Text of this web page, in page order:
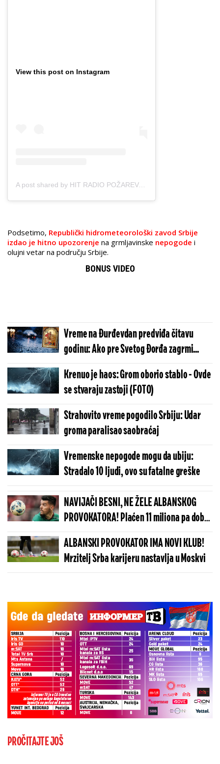
View this post on Instagram
A post shared by HIT RADIO POŽAREVAC (@hitradiopozarevac)
Podsetimo, Republički hidrometeorološki zavod Srbije
izdao je hitno upozorenje na grmljavinske nepogode i
olujni vetar na području Srbije.
BONUS VIDEO
Vreme na Đurđevdan predviđa čitavu
godinu: Ako pre Svetog Đorđa zagrmi...
Krenuo je haos: Grom oborio stablo - Ovde
se stvaraju zastoji (FOTO)
Strahovito vreme pogodilo Srbiju: Udar
groma paralisao saobraćaj
Vremenske nepogode mogu da ubiju:
Stradalo 10 ljudi, ovo su fatalne greške
NAVIJAČI BESNI, NE ŽELE ALBANSKOG
PROVOKATORA! Plaćen 11 miliona pa dobio
brutalnu poruku
ALBANSKI PROVOKATOR IMA NOVI KLUB!
Mrzitelj Srba karijeru nastavlja u Moskvi
PROČITAJTE JOŠ